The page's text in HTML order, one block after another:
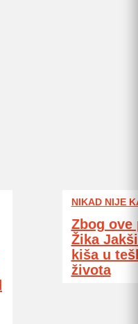
NIKAD NIJE
Zbog ove
Žika
kiša u
života